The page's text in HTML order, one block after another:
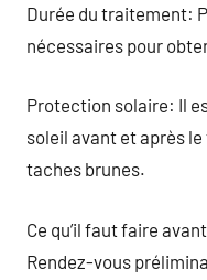
Durée du traitement:
nécessaires pour
Protection solaire: Il
soleil avant et après
taches brunes.
Ce qu’il faut faire
Rendez-vous